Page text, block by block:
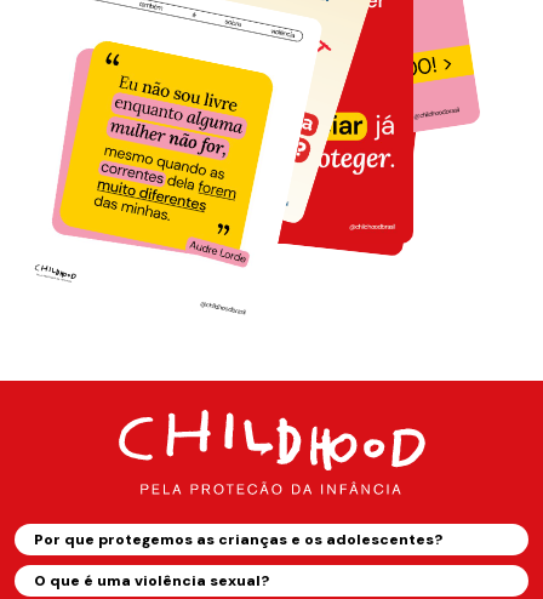
Por que protegemos as crianças e os adolescentes?
O que é uma violência sexual?